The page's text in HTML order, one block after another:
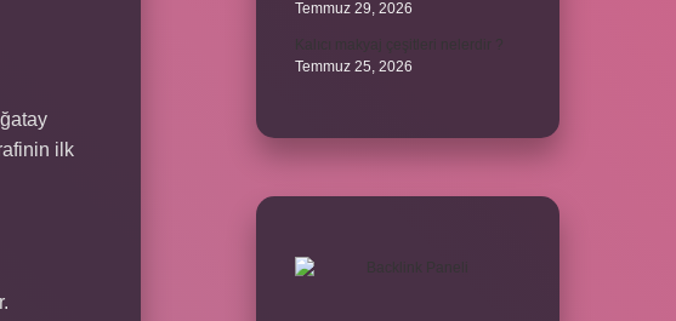
ilk
Temmuz 29, 2026
Temmuz 25, 2026